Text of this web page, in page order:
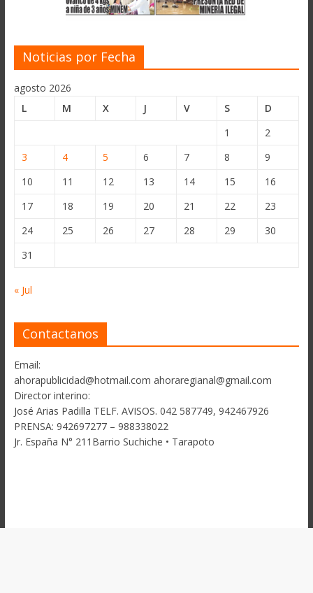
Noticias por Fecha
agosto 2026
L
M X J V S
D
1
2
3
4 5 6 7 8
9
10
11 12 13 14 15
16
17
18 19 20 21 22
23
24
25 26 27 28 29
30
31
« Jul
Contactanos
Email:
ahorapublicidad@hotmail.com ahoraregianal@gmail.com
Director interino:
José Arias Padilla TELF. AVISOS. 042 587749, 942467926
PRENSA: 942697277 – 988338022
Jr. España N° 211Barrio Suchiche • Tarapoto